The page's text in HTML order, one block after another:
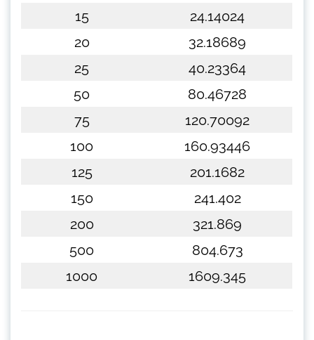
15
24.14024
20
32.18689
25
40.23364
50
80.46728
75
120.70092
100
160.93446
125
201.1682
150
241.402
200
321.869
500
804.673
1000
1609.345